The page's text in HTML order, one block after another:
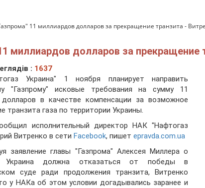
11 миллиардов долларов за прекращение транзита -
миллиардов долларов за прекращение
: 1637
Украина" 1 ноября планирует направить
"Газпрому" исковые требования на сумму 11
в качестве компенсации за возможное
транзита газа по территории Украины.
исполнительный директор НАК "Нафтогаз
Витренко в сети Facebook, пишет epravda.com.ua
заявление главы "Газпрома" Алексея Миллера о
должна отказаться от победы в
суде ради продолжения транзита, Витренко
у НАКа об этом условии догадывались заранее и